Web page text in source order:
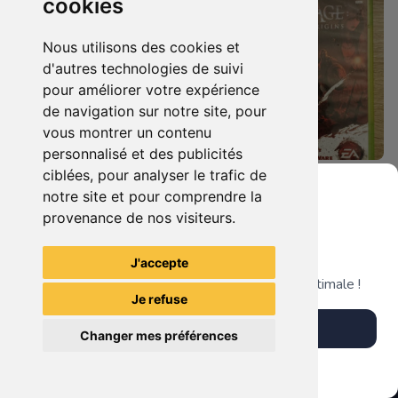
cookies
Nous utilisons des cookies et
d'autres technologies de suivi
pour améliorer votre expérience
de navigation sur notre site, pour
vous montrer un contenu
personnalisé et des publicités
ciblées, pour analyser le trafic de
notre site et pour comprendre la
provenance de nos visiteurs.
J'accepte
Je refuse
Changer mes préférences
5.90 € 0
Dragon Age Ii Xbox 360
8.90 €
TheGamingR83
Grenier du Geek
Télécharge notre app pour une expérience optimale !
Télécharger l'app